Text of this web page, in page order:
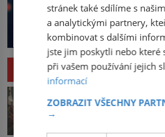
HISTORIE
jakobína nikdo
krutými
stránek také sdílíme s
a analytickými partnery,
kombinovat s dalšími
jste jim poskytli nebo které
při vašem používání jejich
informací
ZOBRAZIT VŠECHNY
→